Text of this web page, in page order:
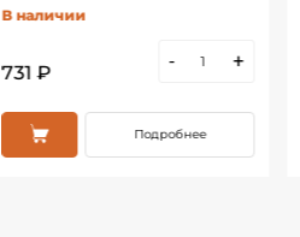
В наличии
731 ₽
- +
Подробнее